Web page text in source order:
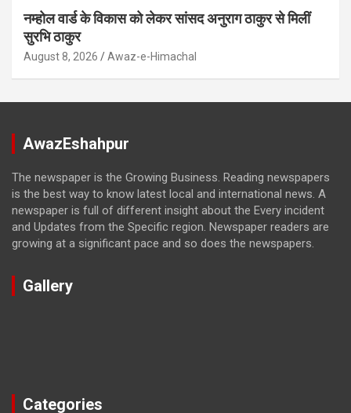
नम्होल वार्ड के विकास को लेकर सांसद अनुराग ठाकुर से मिलीं
सुरभि ठाकुर
August 8, 2026 Awaz-e-Himachal
AwazEshahpur
The newspaper is the Growing Business. Reading newspapers
is the best way to know latest local and international news. A
newspaper is full of different insight about the Every incident
and Updates from the Specific region. Newspaper readers are
growing at a significant pace and so does the newspapers.
Gallery
Categories